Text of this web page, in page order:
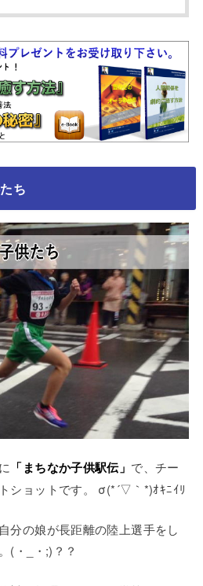
ち
「まちなか子供駅伝」 で、チー
ショットです。 σ(*´▽｀*)ｵｷﾆｲﾘ
分の娘が長距離の陸上選手をし
(・_・;)？？